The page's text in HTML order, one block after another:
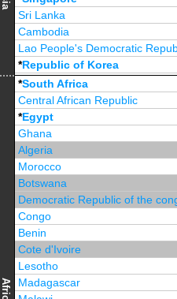
Sri Lanka
Cambodia
Lao People's Democratic
*Republic of Korea
Brunei Darussalam
Africa
*South Africa
Central African Republic
*Egypt
Ghana
Algeria
Morocco
Botswana
Democratic Republic of the
Congo
Benin
Cote d'Ivoire
Lesotho
Madagascar